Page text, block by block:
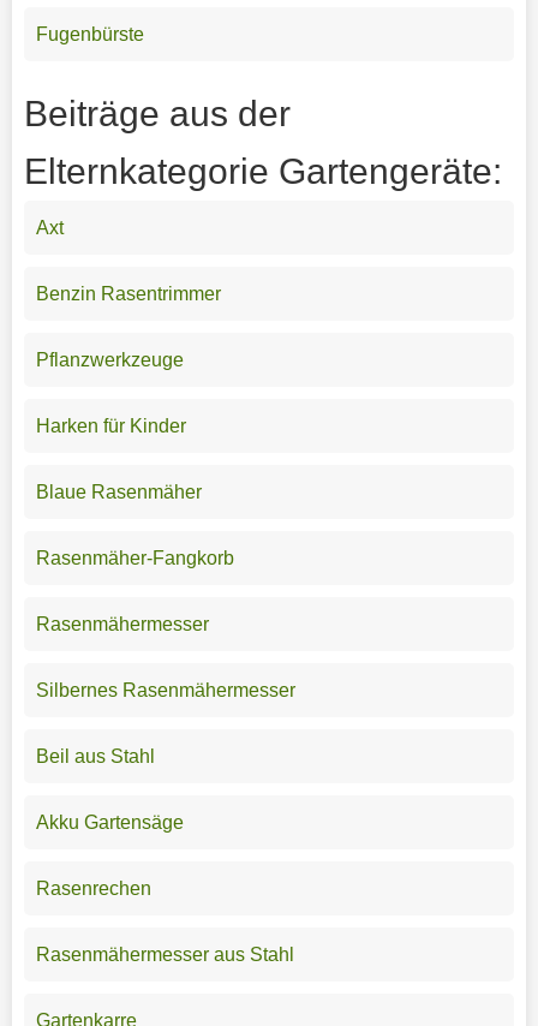
Fugenbürste
Beiträge aus der
Elternkategorie Gartengeräte:
Axt
Benzin Rasentrimmer
Pflanzwerkzeuge
Harken für Kinder
Blaue Rasenmäher
Rasenmäher-Fangkorb
Rasenmähermesser
Silbernes Rasenmähermesser
Beil aus Stahl
Akku Gartensäge
Rasenrechen
Rasenmähermesser aus Stahl
Gartenkarre